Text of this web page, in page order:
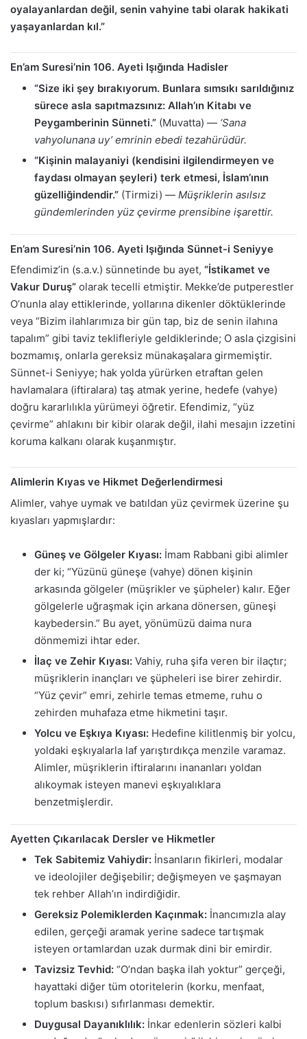
oyalayanlardan değil, senin vahyine tabi olarak hakikati
yaşayanlardan kıl.”
En’am Suresi’nin 106. Ayeti Işığında Hadisler
“Size iki şey bırakıyorum. Bunlara sımsıkı sarıldığınız
sürece asla sapıtmazsınız: Allah’ın Kitabı ve
Peygamberinin Sünneti.” (Muvatta) — ‘Sana
vahyolunana uy’ emrinin ebedi tezahürüdür.
“Kişinin malayaniyi (kendisini ilgilendirmeyen ve
faydası olmayan şeyleri) terk etmesi, İslam’ının
güzelliğindendir.” (Tirmizi) — Müşriklerin asılsız
gündemlerinden yüz çevirme prensibine işarettir.
En’am Suresi’nin 106. Ayeti Işığında Sünnet-i Seniyye
Efendimiz’in (s.a.v.) sünnetinde bu ayet, “İstikamet ve
Vakur Duruş” olarak tecelli etmiştir. Mekke’de putperestler
O’nunla alay ettiklerinde, yollarına dikenler döktüklerinde
veya “Bizim ilahlarımıza bir gün tap, biz de senin ilahına
tapalım” gibi taviz teklifleriyle geldiklerinde; O asla çizgisini
bozmamış, onlarla gereksiz münakaşalara girmemiştir.
Sünnet-i Seniyye; hak yolda yürürken etraftan gelen
havlamalara (iftiralara) taş atmak yerine, hedefe (vahye)
doğru kararlılıkla yürümeyi öğretir. Efendimiz, “yüz
çevirme” ahlakını bir kibir olarak değil, ilahi mesajın izzetini
koruma kalkanı olarak kuşanmıştır.
Alimlerin Kıyas ve Hikmet Değerlendirmesi
Alimler, vahye uymak ve batıldan yüz çevirmek üzerine şu
kıyasları yapmışlardır:
Güneş ve Gölgeler Kıyası: İmam Rabbani gibi alimler
der ki; “Yüzünü güneşe (vahye) dönen kişinin
arkasında gölgeler (müşrikler ve şüpheler) kalır. Eğer
gölgelerle uğraşmak için arkana dönersen, güneşi
kaybedersin.” Bu ayet, yönümüzü daima nura
dönmemizi ihtar eder.
İlaç ve Zehir Kıyası: Vahiy, ruha şifa veren bir ilaçtır;
müşriklerin inançları ve şüpheleri ise birer zehirdir.
“Yüz çevir” emri, zehirle temas etmeme, ruhu o
zehirden muhafaza etme hikmetini taşır.
Yolcu ve Eşkıya Kıyası: Hedefine kilitlenmiş bir yolcu,
yoldaki eşkıyalarla laf yarıştırdıkça menzile varamaz.
Alimler, müşriklerin iftiralarını inananları yoldan
alıkoymak isteyen manevi eşkıyalıklara
benzetmişlerdir.
Ayetten Çıkarılacak Dersler ve Hikmetler
Tek Sabitemiz Vahiydir: İnsanların fikirleri, modalar
ve ideolojiler değişebilir; değişmeyen ve şaşmayan
tek rehber Allah’ın indirdiğidir.
Gereksiz Polemiklerden Kaçınmak: İnancımızla alay
edilen, gerçeği aramak yerine sadece tartışmak
isteyen ortamlardan uzak durmak dini bir emirdir.
Tavizsiz Tevhid: “O’ndan başka ilah yoktur” gerçeği,
hayattaki diğer tüm otoritelerin (korku, menfaat,
toplum baskısı) sıfırlanması demektir.
Duygusal Dayanıklılık: İnkar edenlerin sözleri kalbi